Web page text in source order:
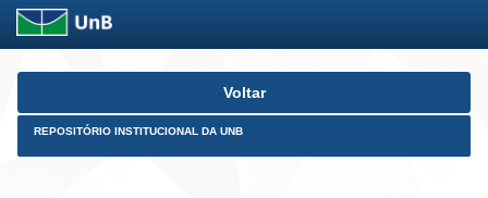
Skip
Voltar
REPOSITÓRIO INSTITUCIONAL DA UNB